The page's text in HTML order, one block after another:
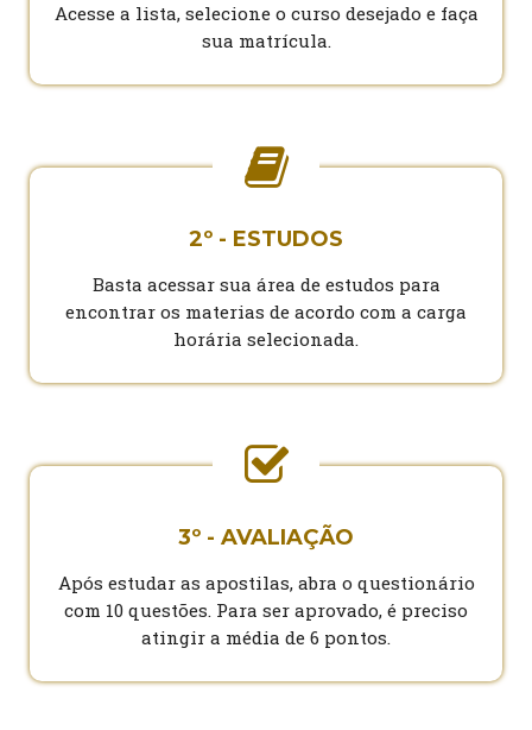
Acesse a lista, selecione o curso desejado e faça
sua matrícula.
2º - ESTUDOS
Basta acessar sua área de estudos para
encontrar os materias de acordo com a carga
horária selecionada.
3º - AVALIAÇÃO
Após estudar as apostilas, abra o questionário
com 10 questões. Para ser aprovado, é preciso
atingir a média de 6 pontos.